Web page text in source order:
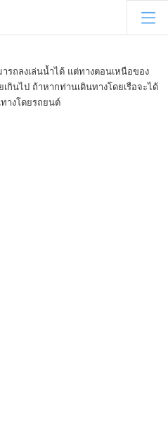
รถลงเล่นน้ำได้ แต่ทางตอนเหนือของ
นไป ถ้าหากท่านเดินทางโดยเรือจะได้
างโดยรถยนต์